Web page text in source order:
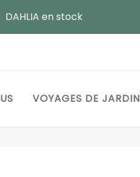
DAHLIA en stock
Main
VOYAGES DE JARDIN